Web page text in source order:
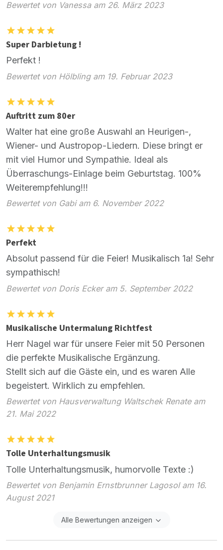
Bewertet von Vanessa am 26. März 2023
Super Darbietung !
Perfekt !
Bewertet von Hölbling am 19. Februar 2023
Auftritt zum 80er
Walter hat eine große Auswahl an Heurigen-,
Wiener- und Austropop-Liedern. Diese bringt er
mit viel Humor und Sympathie. Ideal als
Überraschungs-Einlage beim Geburtstag. 100%
Weiterempfehlung!!!
Bewertet von Gabi am 6. November 2022
Perfekt
Absolut passend für die Feier! Musikalisch 1a! Sehr
sympathisch!
Bewertet von Doris Ecker am 5. September 2022
Musikalische Untermalung Richtfest
Herr Nagel war für unsere Feier mit 50 Personen
die perfekte Musikalische Ergänzung.
Stellt sich auf die Gäste ein, und es waren Alle
begeistert. Wirklich zu empfehlen.
Bewertet von Hausverwaltung Waltschek Renate am
21. Mai 2022
Tolle Unterhaltungsmusik
Tolle Unterhaltungsmusik, humorvolle Texte :)
Bewertet von Benjamin Ernstbrunner Lagosol am 16.
August 2021
Alle Bewertungen anzeigen